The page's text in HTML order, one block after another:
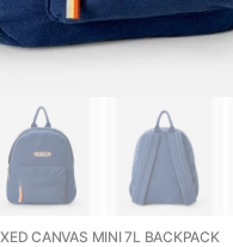
CANVAS MINI 7L BACKPACK